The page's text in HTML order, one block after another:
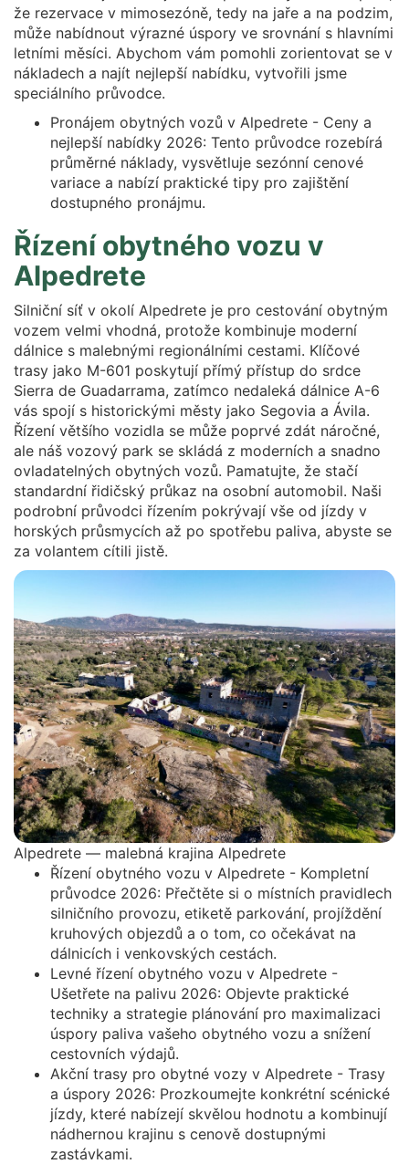
že rezervace v mimosezóně, tedy na jaře a na podzim,
může nabídnout výrazné úspory ve srovnání s hlavními
letními měsíci. Abychom vám pomohli zorientovat se v
nákladech a najít nejlepší nabídku, vytvořili jsme
speciálního průvodce.
Pronájem obytných vozů v Alpedrete - Ceny a
nejlepší nabídky 2026: Tento průvodce rozebírá
průměrné náklady, vysvětluje sezónní cenové
variace a nabízí praktické tipy pro zajištění
dostupného pronájmu.
Řízení obytného vozu v
Alpedrete
Silniční síť v okolí Alpedrete je pro cestování obytným
vozem velmi vhodná, protože kombinuje moderní
dálnice s malebnými regionálními cestami. Klíčové
trasy jako M-601 poskytují přímý přístup do srdce
Sierra de Guadarrama, zatímco nedaleká dálnice A-6
vás spojí s historickými městy jako Segovia a Ávila.
Řízení většího vozidla se může poprvé zdát náročné,
ale náš vozový park se skládá z moderních a snadno
ovladatelných obytných vozů. Pamatujte, že stačí
standardní řidičský průkaz na osobní automobil. Naši
podrobní průvodci řízením pokrývají vše od jízdy v
horských průsmycích až po spotřebu paliva, abyste se
za volantem cítili jistě.
Alpedrete — malebná krajina Alpedrete
Řízení obytného vozu v Alpedrete - Kompletní
průvodce 2026: Přečtěte si o místních pravidlech
silničního provozu, etiketě parkování, projíždění
kruhových objezdů a o tom, co očekávat na
dálnicích i venkovských cestách.
Levné řízení obytného vozu v Alpedrete -
Ušetřete na palivu 2026: Objevte praktické
techniky a strategie plánování pro maximalizaci
úspory paliva vašeho obytného vozu a snížení
cestovních výdajů.
Akční trasy pro obytné vozy v Alpedrete - Trasy
a úspory 2026: Prozkoumejte konkrétní scénické
jízdy, které nabízejí skvělou hodnotu a kombinují
nádhernou krajinu s cenově dostupnými
zastávkami.